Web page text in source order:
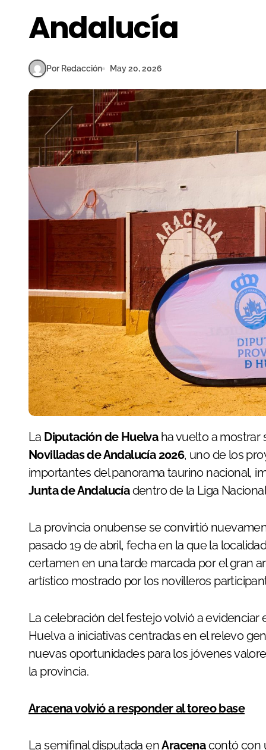
Andalucía
Por Redacción May 20, 2026
La Diputación de Huelvaha vuelto a mostrar
Novilladas de Andalucía 2026, uno de los
importantes del panorama taurino nacional,
Junta de Andalucíadentro de la Liga
La provincia onubense se convirtió
pasado 19 de abril, fecha en la que la
certamen en una tarde marcada por el gran
artístico mostrado por los novilleros
La celebración del festejo volvió a evidenciar
Huelva a iniciativas centradas en el relevo
nuevas oportunidades para los jóvenes
la provincia.
Aracena volvió a responder al toreo base
La semifinal disputada enAracenacontó con